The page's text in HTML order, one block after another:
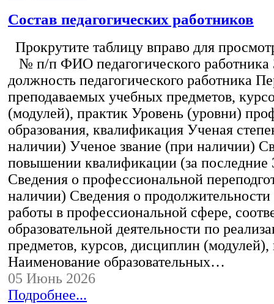
Состав педагогических работников
Прокрутите таблицу вправо для
№ п/п ФИО педагогического работника
должность педагогического работника
преподаваемых учебных предметов,
(модулей), практик Уровень (уровни)
образования, квалификация Ученая
наличии) Ученое звание (при наличии)
повышении квалификации (за последние
Сведения о профессиональной
наличии) Сведения о
работы в профессиональной сфере,
образовательной деятельности по
предметов, курсов, дисциплин (модулей),
Наименование образовательных…
05 Июнь 2026
Подробнее...